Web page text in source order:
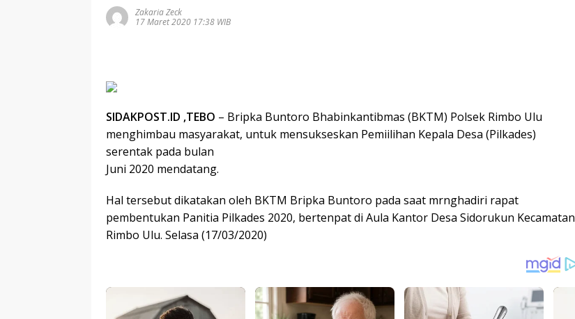
Zakaria Zeck
17 Maret 2020 17:38 WIB
SIDAKPOST.ID ,TEBO – Bripka Buntoro Bhabinkantibmas (BKTM) Polsek Rimbo Ulu
menghimbau masyarakat, untuk mensukseskan Pemiilihan Kepala Desa (Pilkades)
serentak pada bulan
Juni 2020 mendatang.
Hal tersebut dikatakan oleh BKTM Bripka Buntoro pada saat mrnghadiri rapat
pembentukan Panitia Pilkades 2020, bertenpat di Aula Kantor Desa Sidorukun Kecamatan
Rimbo Ulu. Selasa (17/03/2020)